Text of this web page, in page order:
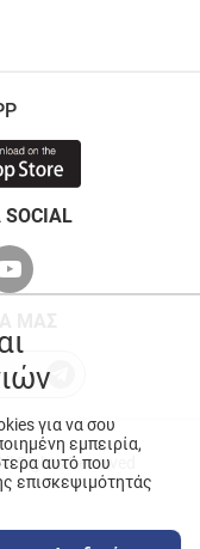
Rights Reserved
για να σου
εμπειρία,
αυτό που
επισκεψιμότητάς